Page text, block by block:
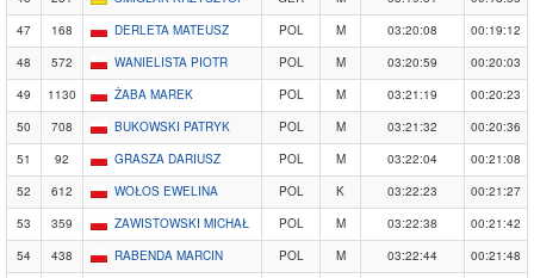
47
168 DERLETA MATEUSZ POL M 03:20:08
00:19:12
48
572 WANIELISTA PIOTR POL M 03:20:59
00:20:03
49
1130 ŻABA MAREK POL M 03:21:19
00:20:23
50
708 BUKOWSKI PATRYK POL M 03:21:32
00:20:36
51
92 GRASZA DARIUSZ POL M 03:22:04
00:21:08
52
612 WOŁOS EWELINA POL K 03:22:23
00:21:27
53
359 ZAWISTOWSKI MICHAŁ POL M 03:22:38
00:21:42
54
438 RABENDA MARCIN POL M 03:22:44
00:21:48